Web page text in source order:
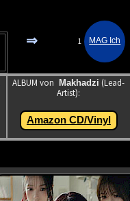
⇒ 1
ALBUM von Makhadzi (Lead-
Artist):
Amazon CD/Vinyl